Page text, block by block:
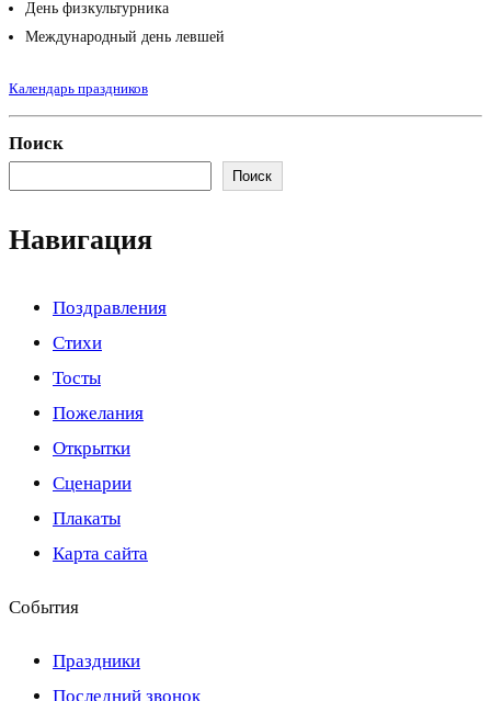
День физкультурника
Международный день левшей
Календарь праздников
Поиск
Поиск
Навигация
Поздравления
Стихи
Тосты
Пожелания
Открытки
Сценарии
Плакаты
Карта сайта
События
Праздники
Последний звонок